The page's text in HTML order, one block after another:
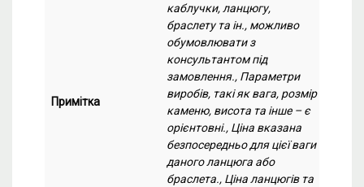
Примітка
каблучки, ланцюгу,
браслету та ін., можливо
обумовлювати з
консультантом під
замовлення., Параметри
виробів, такі як вага, розмір
каменю, висота та інше – є
орієнтовні., Ціна вказана
безпосередньо для цієї ваги
даного ланцюга або
браслета., Ціна ланцюгів та